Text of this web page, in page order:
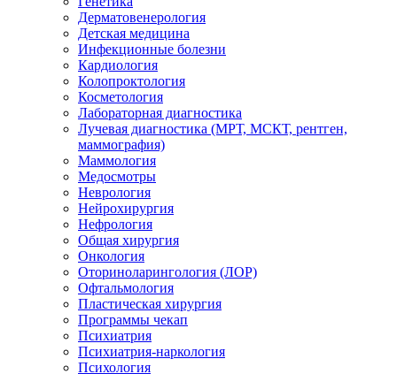
Дерматовенерология
Детская медицина
Инфекционные болезни
Кардиология
Колопроктология
Косметология
Лабораторная диагностика
Лучевая диагностика (МРТ, МСКТ, рентген,
маммография)
Маммология
Медосмотры
Неврология
Нейрохирургия
Нефрология
Общая хирургия
Онкология
Оториноларингология (ЛОР)
Офтальмология
Пластическая хирургия
Программы чекап
Психиатрия
Психиатрия-наркология
Психология